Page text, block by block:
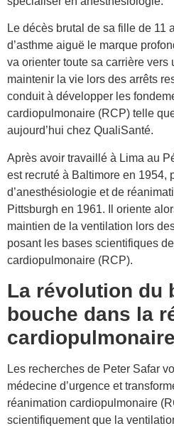
Le décès brutal de sa fille de 11
d’asthme aiguë le marque
va orienter toute sa carrière vers
maintenir la vie lors des arrêts
conduit à développer les
cardiopulmonaire (RCP) telle
aujourd’hui chez QualiSanté.
Après avoir travaillé à Lima au
est recruté à Baltimore en 1954,
d’anesthésiologie et de
Pittsburgh en 1961. Il oriente
maintien de la ventilation lors
posant les bases scientifiques
cardiopulmonaire (RCP).
La révolution du
bouche dans la
Les recherches de Peter Safar
médecine d’urgence et
réanimation cardiopulmonaire
scientifiquement que la